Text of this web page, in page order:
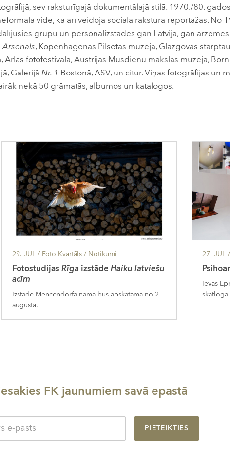
sev raksturīgajā dokumentālajā stilā. 1970./80. gados
vidē, kā arī veidoja sociāla rakstura reportāžas. No
grupu un personālizstādēs gan Latvijā, gan
Arsenāls, Kopenhāgenas Pilsētas muzejā, Glāzgovas
Arlas fotofestivālā, Austrijas Mūsdienu mākslas muzejā,
Galerijā Nr. 1 Bostonā, ASV, un citur. Viņas fotogrāfijas un
nekā 50 grāmatās, albumos un katalogos.
29. JŪL/ Foto Kvartāls / Notikumi
Fotostudijas Rīga izstāde Haiku latviešu
acīm
Izstāde Mencendorfa namā būs apskatāma no 2.
augusta.
27. JŪL/
Ievas
skatlogā.
FK jaunumiem savā epastā
PIETEIKTIES